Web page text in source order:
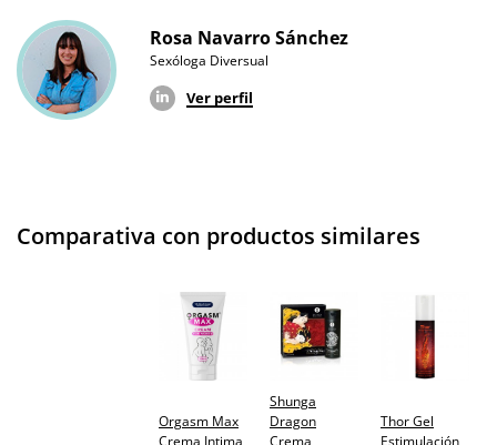
Rosa Navarro Sánchez
Sexóloga Diversual
Ver perfil
Comparativa con productos similares
Orgasm Max
Shunga
Dragon
Thor Gel